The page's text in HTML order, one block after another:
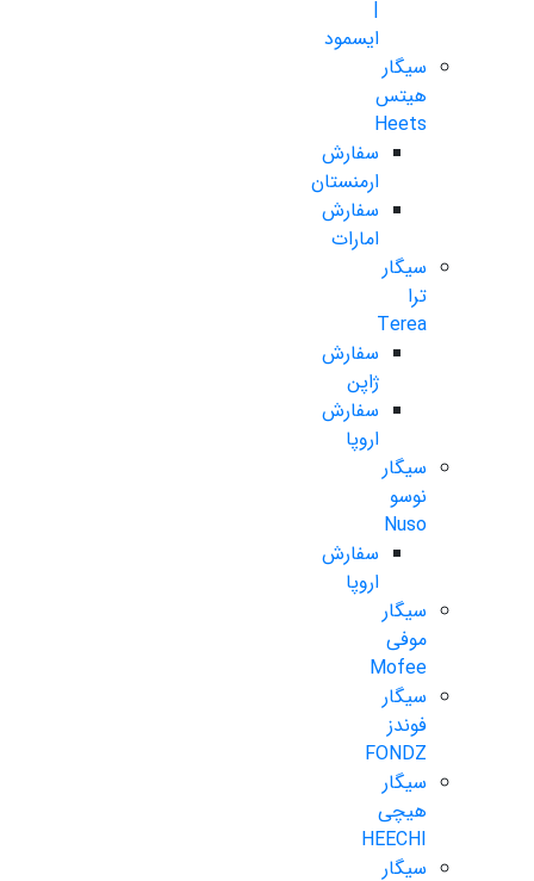
|
ایسمود
سیگار
هیتس
Heets
سفارش
ارمنستان
سفارش
امارات
سیگار
ترا
Terea
سفارش
ژاپن
سفارش
اروپا
سیگار
نوسو
Nuso
سفارش
اروپا
سیگار
موفی
Mofee
سیگار
فوندز
FONDZ
سیگار
هیچی
HEECHI
سیگار